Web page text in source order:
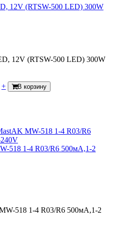
12V (RTSW-500 LED) 300W
12V (RTSW-500 LED) 300W
+ В корзину
518 1-4 R03/R6 500мA,1-2
518 1-4 R03/R6 500мA,1-2